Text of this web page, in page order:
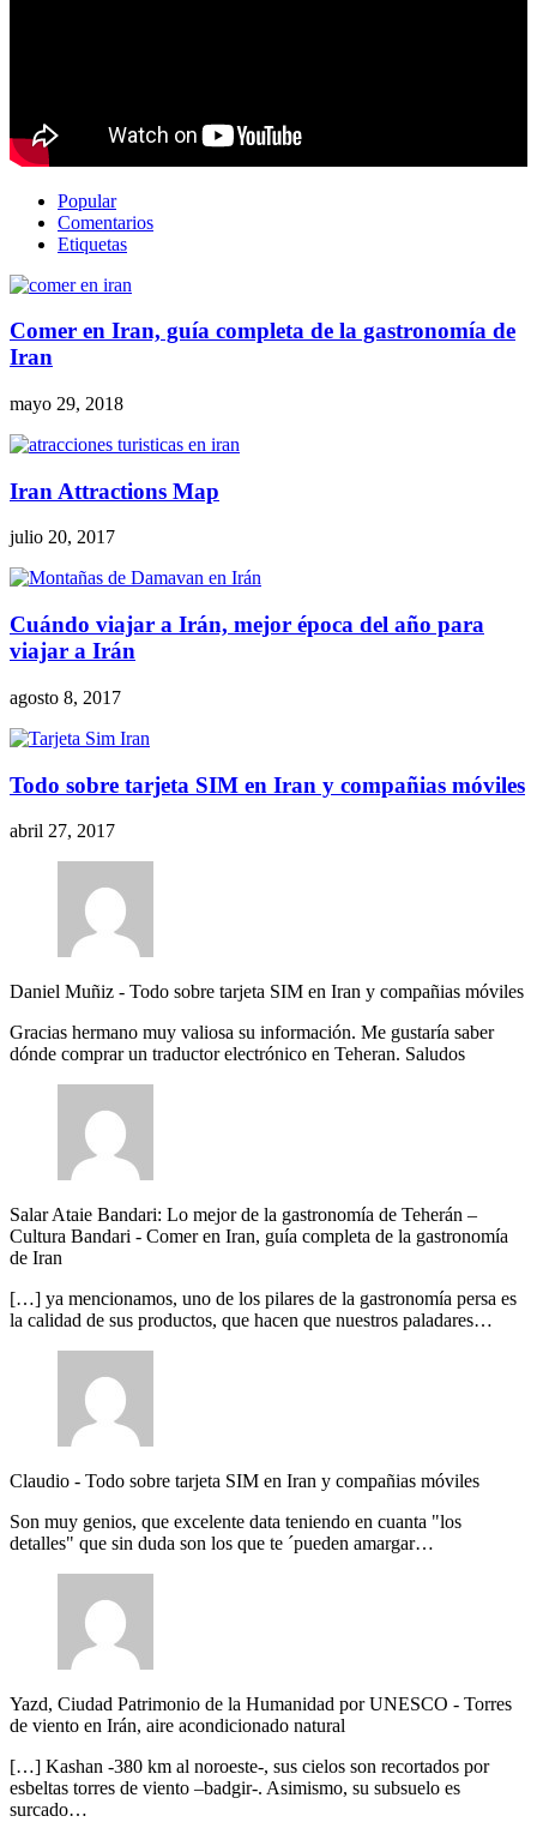
Popular
Comentarios
Etiquetas
Comer en Iran, guía completa de la gastronomía de
Iran
mayo 29, 2018
Iran Attractions Map
julio 20, 2017
Cuándo viajar a Irán, mejor época del año para
viajar a Irán
agosto 8, 2017
Todo sobre tarjeta SIM en Iran y compañias móviles
abril 27, 2017
Daniel Muñiz - Todo sobre tarjeta SIM en Iran y compañias móviles
Gracias hermano muy valiosa su información. Me gustaría saber
dónde comprar un traductor electrónico en Teheran. Saludos
Salar Ataie Bandari: Lo mejor de la gastronomía de Teherán –
Cultura Bandari - Comer en Iran, guía completa de la gastronomía
de Iran
[…] ya mencionamos, uno de los pilares de la gastronomía persa es
la calidad de sus productos, que hacen que nuestros paladares…
Claudio - Todo sobre tarjeta SIM en Iran y compañias móviles
Son muy genios, que excelente data teniendo en cuanta "los
detalles" que sin duda son los que te ´pueden amargar…
Yazd, Ciudad Patrimonio de la Humanidad por UNESCO - Torres
de viento en Irán, aire acondicionado natural
[…] Kashan -380 km al noroeste-, sus cielos son recortados por
esbeltas torres de viento –badgir-. Asimismo, su subsuelo es
surcado…